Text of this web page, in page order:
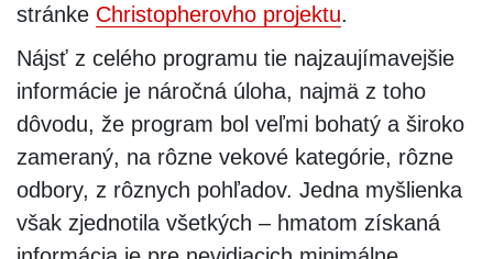
stránke Christopherovho projektu.
Nájsť z celého programu tie najzaujímavejšie
informácie je náročná úloha, najmä z toho
dôvodu, že program bol veľmi bohatý a široko
zameraný, na rôzne vekové kategórie, rôzne
odbory, z rôznych pohľadov. Jedna myšlienka
však zjednotila všetkých – hmatom získaná